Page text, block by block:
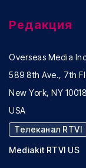
Редакция
Overseas Media
589 8th Ave., 7th
New York, NY 10018
USA
Телеканал RTVI
Mediakit RTVI US